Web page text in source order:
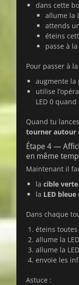
dans cette
allume la
attends
éteins
passe à
Pour passer à
augmente la
utilise
LED 0
Quand tu
tourner autour
Étape 4 —
en même
Maintenant il
la cible verte
la LED
Dans chaque
éteins toutes
allume la LED
allume la LED
envoie les
Astuce :